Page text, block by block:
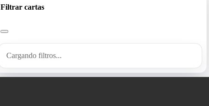
Filtrar cartas
Cargando filtros...